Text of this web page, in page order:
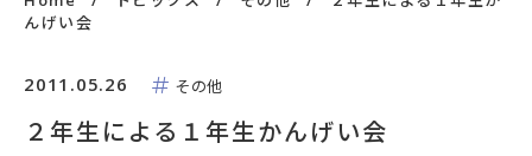
アクセス
んげい会
2011.05.26 その他
２年生による１年生かんげい会